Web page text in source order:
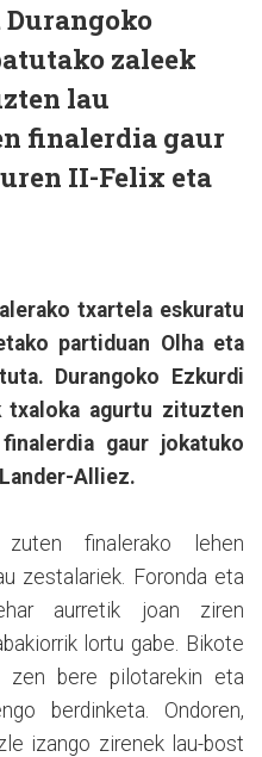
Durangoko
zaleek
lau
finalerdia gaur
II-Felix eta
txartela eskuratu
partiduan Olha eta
Durangoko Ezkurdi
txaloka agurtu zituzten
gaur jokatuko
Alliez.
finalerako lehen
zestalariek. Foronda eta
aurretik joan ziren
lortu gabe. Bikote
zen bere pilotarekin eta
berdinketa. Ondoren,
izango zirenek lau-bost